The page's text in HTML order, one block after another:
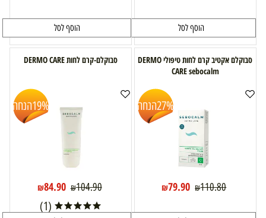
הוסף לסל הוסף לסל
סבוקלם אקטיב קרם לחות טיפולי DERMO
CARE sebocalm
27%הנחה
₪110.80
₪79.90
סבוקלם-קרם לחות DERMO CARE
19%הנחה
₪104.90
₪84.90
(1)